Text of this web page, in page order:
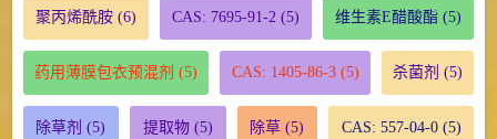
聚丙烯酰胺(6) CAS: 7695-91-2 (5) 维生素E醋酸酯 (5)
药用薄膜包衣预混剂 (5) CAS: 1405-86-3(5) 杀菌剂 (5)
除草剂 (5) 提取物(5) 除草 (5) CAS: 557-04-0(5)